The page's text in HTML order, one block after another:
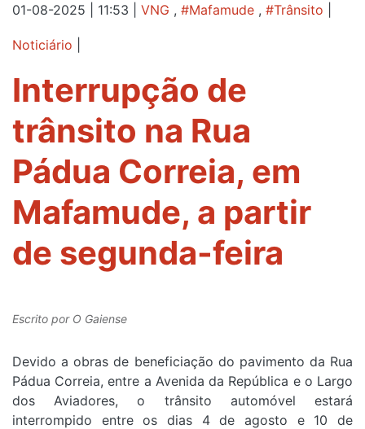
01-08-2025 | 11:53 VNG , #Mafamude , #Trânsito
Noticiário
Interrupção de
trânsito na Rua
Pádua Correia, em
Mafamude, a partir
de segunda-feira
Escrito por O Gaiense
Devido a obras de beneficiação do pavimento da Rua
Pádua Correia, entre a Avenida da República e o Largo
dos Aviadores, o trânsito automóvel estará
interrompido entre os dias 4 de agosto e 10 de